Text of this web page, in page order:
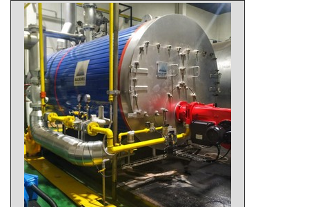
industrial e serviço de usinagem.Tem rótulo de
comprometida com seus serviços, além de ser uma
empresa que assegura a agilidade em seus
serviços, qualificações possíveis pelo fato de
possuir escritório de alta qualidade onde são
realizadas as atividades e estrutura suficiente para
atender todas as demandas.Esses fatores,
somados a um time com corpo técnico
especializado e profissionais com vasta experiência
nas diversas áreas de atuação, garantem a melhor
experiência para os clientes com qualidade.
CARREGADEIRAExistem muitas formas diferentes
de demonstrar conhecimento e autoridade em uma
área de atuação. A Master Serviços e Usinagem
centraliza seus esforços em produzir uma estrutura
aos clientes com: Escritório de alta qualidade onde
são realizadas as atividades; Estrutura suficiente
para atender todas as demandas; Amplo catálogo
de produtos. Tudo isso para que se tenha reparo pá
carregadeira com excelente custo-benefício. Ainda
com uma visão analítica sobre reparo pá
carregadeira, mais do que visar apenas
lucratividade, deve oferecer produtos e serviços que